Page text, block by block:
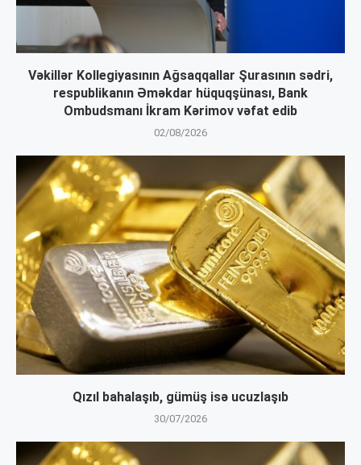
Vəkillər Kollegiyasının Ağsaqqallar Şurasının sədri,
respublikanın Əməkdar hüquqşünası, Bank
Ombudsmanı İkram Kərimov vəfat edib
02/08/2026
Qızıl bahalaşıb, gümüş isə ucuzlaşıb
30/07/2026